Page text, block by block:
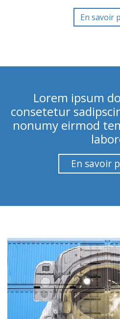
En savoir
Lorem ipsum
consetetur
nonumy eirmod
En savoir